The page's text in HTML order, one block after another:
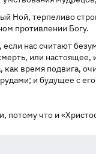
Ной, терпеливо
противлении Богу.
если нас считают
или
как время подвига,
и будущее с
потому что и